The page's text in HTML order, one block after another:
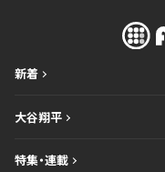
新着
大谷翔平
特集・連載